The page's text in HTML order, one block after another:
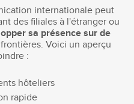
internationale peut
des filiales à l'étranger ou
sa présence sur de
Voici un aperçu
:
hôteliers
rapide